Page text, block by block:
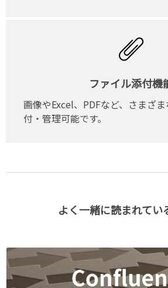
ファイル添付機
画像やExcel、PDFなど、さまざ
付・管理可能です。
よく一緒に読まれてい